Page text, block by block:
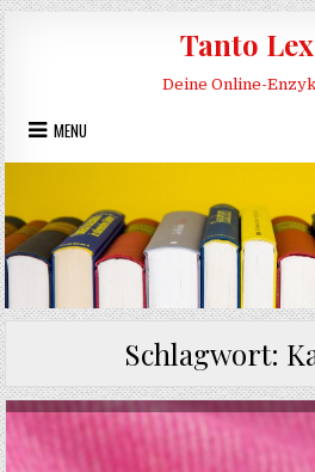
Skip to content
Tanto
Deine Online-
MENU
Schlagwort: